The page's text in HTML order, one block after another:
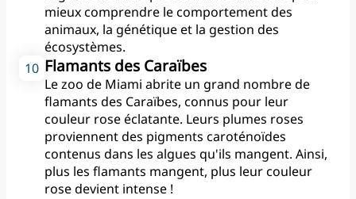
mieux comprendre le comportement des
animaux, la génétique et la gestion des
écosystèmes.
Flamants des Caraïbes
Le zoo de Miami abrite un grand nombre de
flamants des Caraïbes, connus pour leur
couleur rose éclatante. Leurs plumes roses
proviennent des pigments caroténoïdes
contenus dans les algues qu'ils mangent. Ainsi,
plus les flamants mangent, plus leur couleur
rose devient intense !